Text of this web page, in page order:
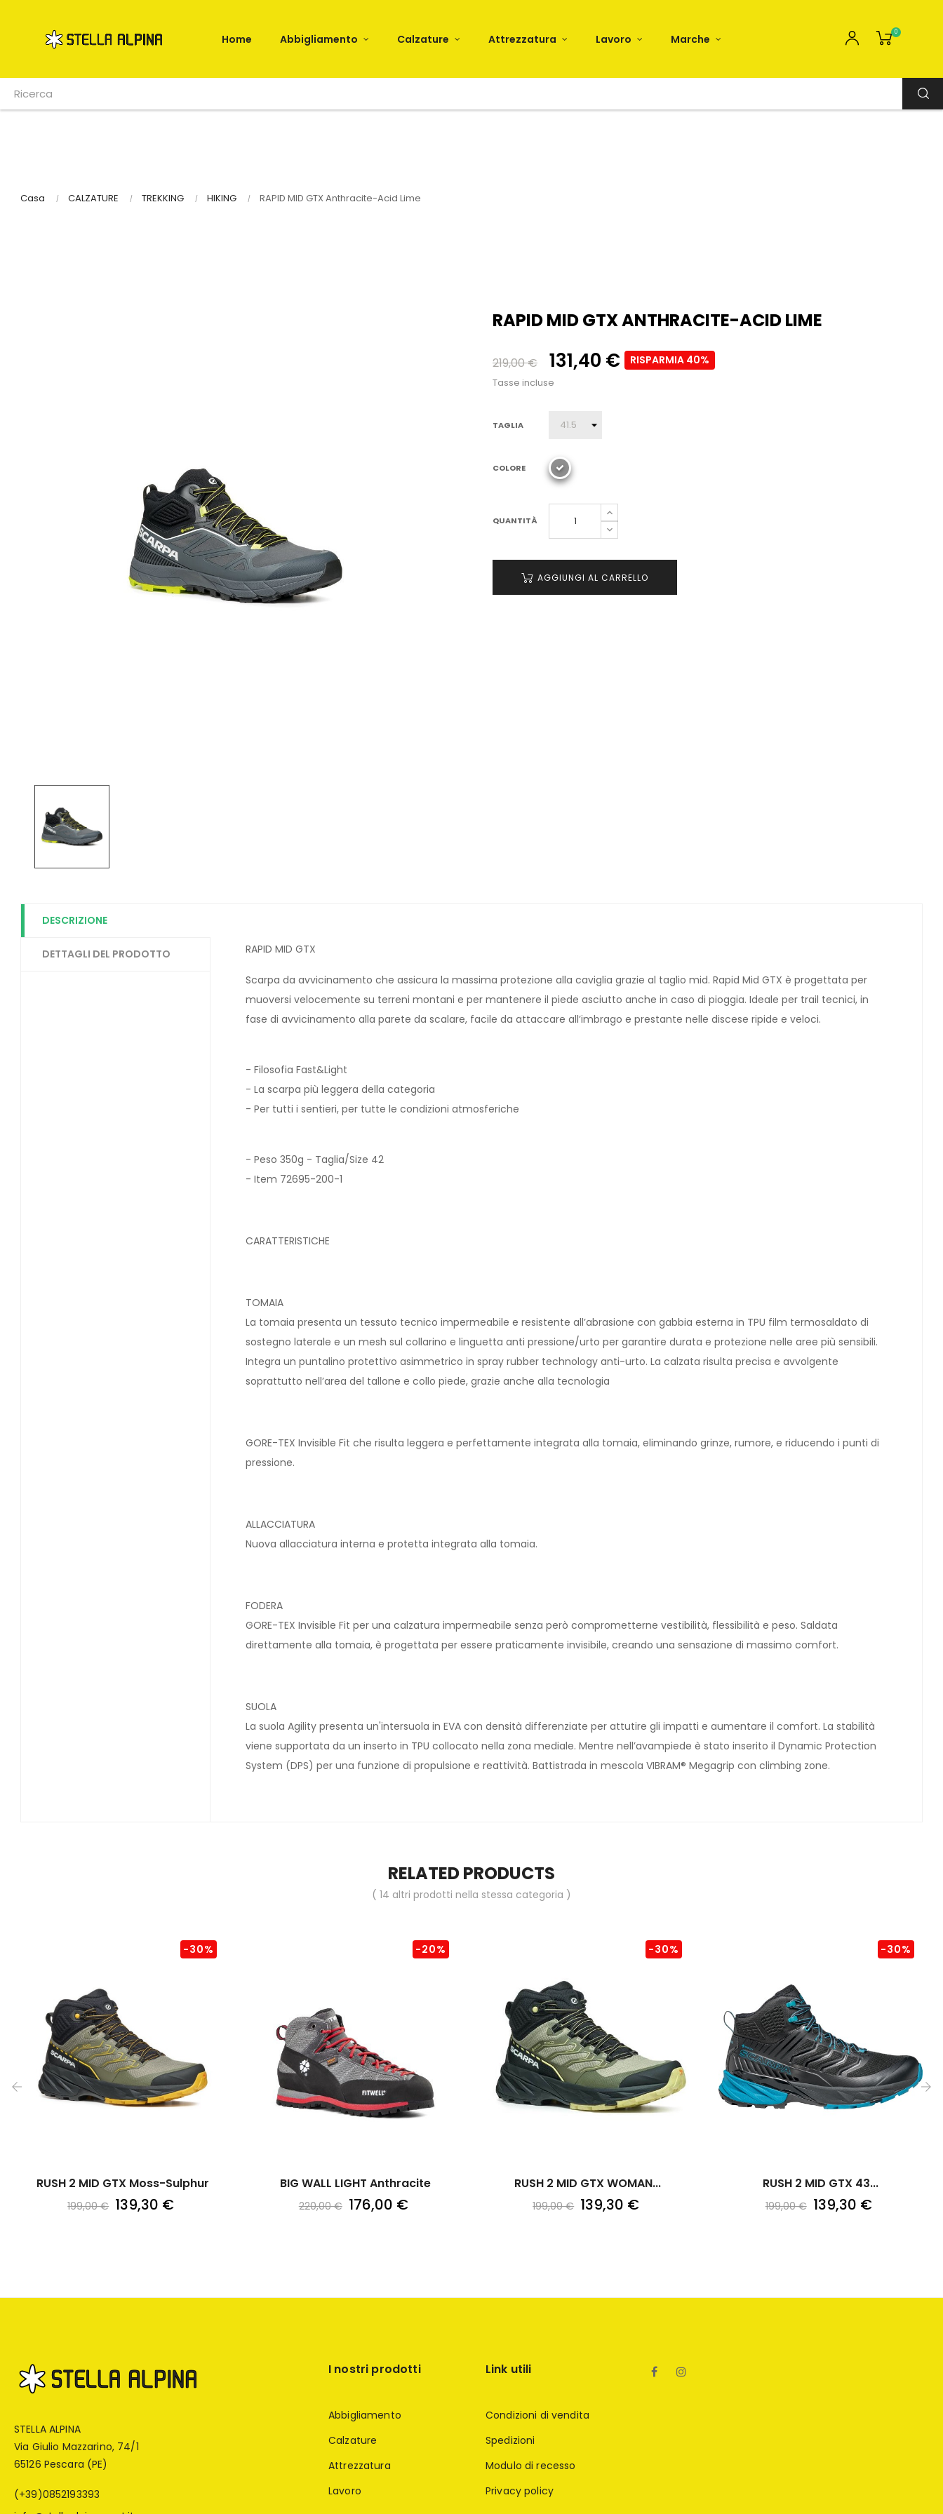
Home Abbigliamento Calzature Attrezzatura Lavoro Marche
0
Casa CALZATURE TREKKING HIKING RAPID MID GTX Anthracite-Acid Lime
RAPID MID GTX ANTHRACITE-ACID LIME
219,00 € 131,40 € RISPARMIA 40%
Tasse incluse
TAGLIA
COLORE
QUANTITÀ
AGGIUNGI AL CARRELLO
DESCRIZIONE
DETTAGLI DEL PRODOTTO RAPID MID GTX
Scarpa da avvicinamento che assicura la massima protezione alla caviglia grazie al taglio mid. Rapid Mid GTX è progettata per
muoversi velocemente su terreni montani e per mantenere il piede asciutto anche in caso di pioggia. Ideale per trail tecnici, in
fase di avvicinamento alla parete da scalare, facile da attaccare all’imbrago e prestante nelle discese ripide e veloci.
- Filosofia Fast&Light
- La scarpa più leggera della categoria
- Per tutti i sentieri, per tutte le condizioni atmosferiche
- Peso 350g - Taglia/Size 42
- Item 72695-200-1
CARATTERISTICHE
TOMAIA
La tomaia presenta un tessuto tecnico impermeabile e resistente all’abrasione con gabbia esterna in TPU film termosaldato di
sostegno laterale e un mesh sul collarino e linguetta anti pressione/urto per garantire durata e protezione nelle aree più sensibili.
Integra un puntalino protettivo asimmetrico in spray rubber technology anti-urto. La calzata risulta precisa e avvolgente
soprattutto nell’area del tallone e collo piede, grazie anche alla tecnologia
GORE-TEX Invisible Fit che risulta leggera e perfettamente integrata alla tomaia, eliminando grinze, rumore, e riducendo i punti di
pressione.
ALLACCIATURA
Nuova allacciatura interna e protetta integrata alla tomaia.
FODERA
GORE-TEX Invisible Fit per una calzatura impermeabile senza però comprometterne vestibilità, flessibilità e peso. Saldata
direttamente alla tomaia, è progettata per essere praticamente invisibile, creando una sensazione di massimo comfort.
SUOLA
La suola Agility presenta un'intersuola in EVA con densità differenziate per attutire gli impatti e aumentare il comfort. La stabilità
viene supportata da un inserto in TPU collocato nella zona mediale. Mentre nell’avampiede è stato inserito il Dynamic Protection
System (DPS) per una funzione di propulsione e reattività. Battistrada in mescola VIBRAM® Megagrip con climbing zone.
RELATED PRODUCTS
( 14 altri prodotti nella stessa categoria )
RUSH 2 MID GTX Moss-Sulphur
199,00 €
-30%
139,30 €
BIG WALL LIGHT Anthracite
220,00 €
-20%
176,00 €
RUSH 2 MID GTX WOMAN...
199,00 €
-30%
139,30 €
RUSH 2 MID GTX 43...
199,00 €
-30%
139,30 €
STELLA ALPINA
Via Giulio Mazzarino, 74/1
65126 Pescara (PE)
(+39)0852193393
I nostri prodotti
Abbigliamento
Calzature
Attrezzatura
Lavoro
Link utili
Condizioni di vendita
Spedizioni
Modulo di recesso
Privacy policy
Facebook